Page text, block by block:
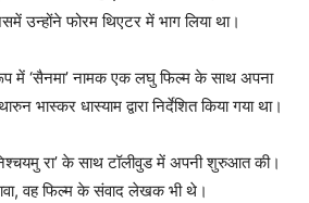
उन्होंने फोरम थिएटर में भाग लिया था।
में ‘सैनमा’ नामक एक लघु फिल्म के साथ अपना
भास्कर धास्याम द्वारा निर्देशित किया गया था।
रा’ के साथ टॉलीवुड में अपनी शुरुआत की।
वह फिल्म के संवाद लेखक भी थे।